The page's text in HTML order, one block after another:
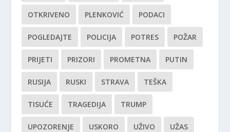
OTKRIVENO PLENKOVIĆ PODACI
POGLEDAJTE POLICIJA POTRES POŽAR
PRIJETI PRIZORI PROMETNA PUTIN
RUSIJA RUSKI STRAVA TEŠKA
TISUĆE TRAGEDIJA TRUMP
UPOZORENJE USKORO UŽIVO UŽAS